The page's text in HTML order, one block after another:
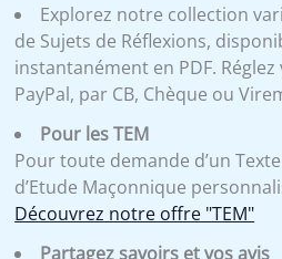
Explorez notre collection
de Sujets de Réflexions,
instantanément en PDF. Réglez
PayPal, par CB, Chèque ou
Pour les TEM
Pour toute demande d’un Texte
d’Etude Maçonnique
Découvrez notre offre "TEM"
Partagez savoirs et vos avis